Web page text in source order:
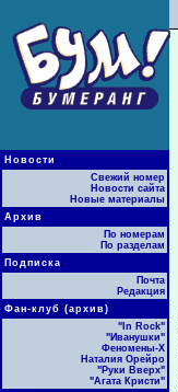
Новости
Свежий номер
Новости сайта
Новые материалы
Архив
По номерам
По разделам
Подписка
Почта
Редакция
Фан-клуб (архив)
"In Rock"
"Иванушки"
Феномены-Х
Наталия Орейро
"Руки Вверх"
"Агата Кристи"